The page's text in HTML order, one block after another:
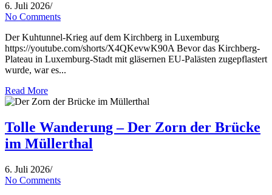
6. Juli 2026/
No Comments
Der Kuhtunnel-Krieg auf dem Kirchberg in Luxemburg
https://youtube.com/shorts/X4QKevwK90A Bevor das Kirchberg-
Plateau in Luxemburg-Stadt mit gläsernen EU-Palästen zugepflastert
wurde, war es...
Read More
Tolle Wanderung – Der Zorn der Brücke
im Müllerthal
6. Juli 2026/
No Comments